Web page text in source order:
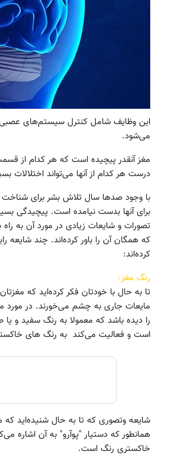
این وظایف شامل کنترل سیستم‌های
می‌شود.
مغز آنقدر پیچیده است که هر کدام از
درست هر کدام از آنها می‌تواند اختلالات
با وجود صدها سال تلاش بشر برای شناخت
برای آنها بدست نیامده است. پیچیدگی
تصورات و شایعات زیادی در مورد آن به
که همگان آن را باور کرده‌اند. چند شایعه
کرده‌اند:
رنگ مغز:
تا به حال با خودتان فکر کرده‌اید که
مایعات جاری به چشم می‌خورند. در
را دیده باشد که معمولا به رنگ سفید و
است و فعالیت می‌کند به رنگ های
شایعه وتصوری که تا به حال شنیده‌اید
همانطور که دستیار "پوآرو" به آن اشاره
خاکستری رنگ است.
سریع و راحت بفروش